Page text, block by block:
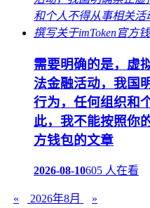
需要明确的是，虚
法金融活动，我国
行为，任何组织和
此，我不能按照你
方钱包的文章
2026-08-10605 人在看
« 2026年8月 »